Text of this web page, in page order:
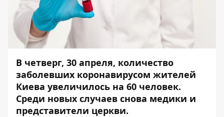
В четверг, 30 апреля, количество
заболевших коронавирусом жителей
Киева увеличилось на 60 человек.
Среди новых случаев снова медики и
представители церкви.